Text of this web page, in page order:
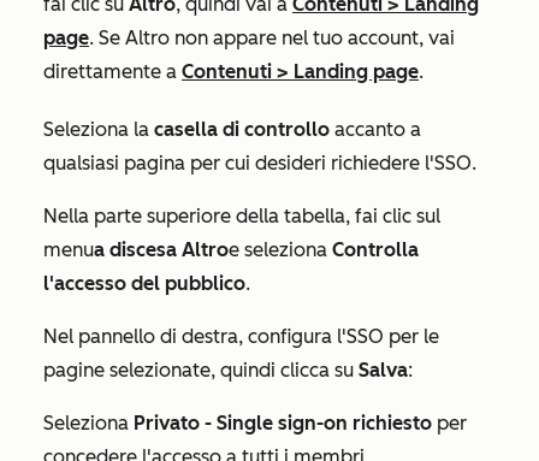
fai clic su Altro, quindi vai a Contenuti > Landing
page. Se Altro non appare nel tuo account, vai
direttamente a Contenuti > Landing page.
Seleziona la casella di controllo accanto a
qualsiasi pagina per cui desideri richiedere l'SSO.
Nella parte superiore della tabella, fai clic sul
menua discesa Altroe seleziona Controlla
l'accesso del pubblico.
Nel pannello di destra, configura l'SSO per le
pagine selezionate, quindi clicca su Salva:
Seleziona Privato - Single sign-on richiesto per